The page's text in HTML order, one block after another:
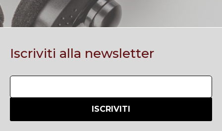
Iscriviti alla newsletter
ISCRIVITI